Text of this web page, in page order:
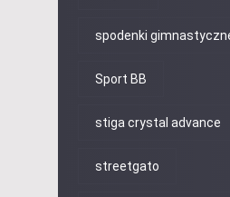
spodenki
Sport BB
stiga crystal advance
streetgato